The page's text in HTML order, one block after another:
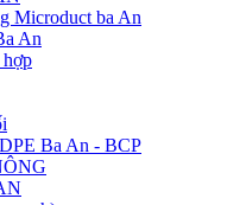
Microduct ba An
An
Ba An - BCP